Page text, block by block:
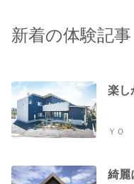
新着の体験記事
楽し
ＹＯ
綺麗